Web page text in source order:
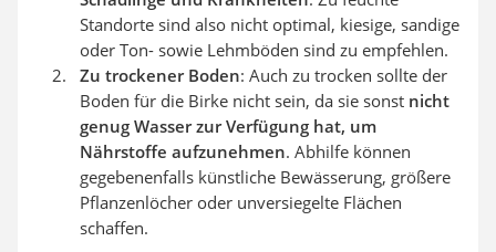
Standorte sind also nicht optimal, kiesige, sandige
oder Ton- sowie Lehmböden sind zu empfehlen.
Zu trockener Boden: Auch zu trocken sollte der
Boden für die Birke nicht sein, da sie sonst nicht
genug Wasser zur Verfügung hat, um
Nährstoffe aufzunehmen. Abhilfe können
gegebenenfalls künstliche Bewässerung, größere
Pflanzenlöcher oder unversiegelte Flächen
schaffen.